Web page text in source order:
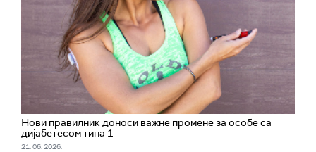
Нови правилник доноси важне промене за особе са
дијабетесом типа 1
21. 06. 2026.